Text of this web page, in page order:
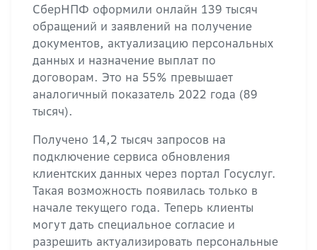
СберНПФ оформили онлайн 139 тысяч
обращений и заявлений на получение
документов, актуализацию персональных
данных и назначение выплат по
договорам. Это на 55% превышает
аналогичный показатель 2022 года (89
тысяч).
Получено 14,2 тысяч запросов на
подключение сервиса обновления
клиентских данных через портал Госуслуг.
Такая возможность появилась только в
начале текущего года. Теперь клиенты
могут дать специальное согласие и
разрешить актуализировать персональные